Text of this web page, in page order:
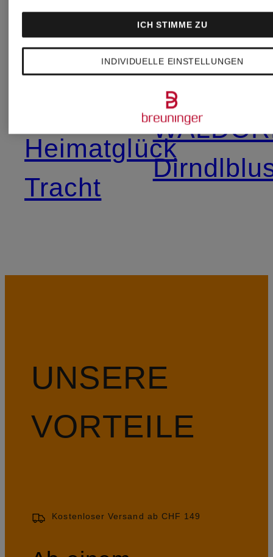
Grasegger
Trachtenmode
Heimatglück
Tracht
Wensky
UNSERE
VORTEILE
Kostenloser Versand ab CHF 149
INDIVIDUELLE EINSTELLUNGEN
ICH STIMME ZU